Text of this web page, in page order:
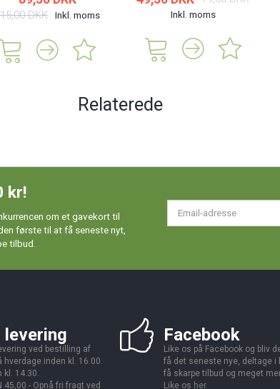
DKK Inkl. moms Inkl. moms
Relaterede
kr!
om et gavekort til
første til at få seneste nyt,
tilbud.
ved bestilling af
hverdage inden kl. 16.00.
kl. 14.30.
45,00 - Opnå fri fragt ved
Facebook
Like os på Facebook og bliv
få det seneste nye, deltage i
få skarpe tilbud og meget
Like os her.